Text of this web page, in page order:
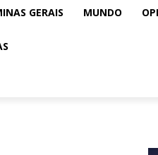
GERAIS MUNDO